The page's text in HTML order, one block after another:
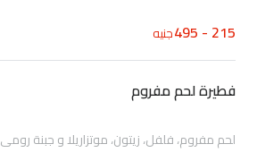
215 - 495 جنيه
فطيرة لحم مفروم
لحم مفروم، فلفل، زيتون، موتزاريلا و جبنة رومى